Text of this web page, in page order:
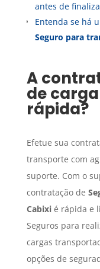
antes de
Entenda se há
Seguro para
A
de carga
rápida?
Efetue sua
transporte com
suporte. Com o
contratação de
Cabixié rápida e
Seguros para
cargas
opções de